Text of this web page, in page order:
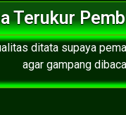
Terukur
ditata supaya
agar gampang